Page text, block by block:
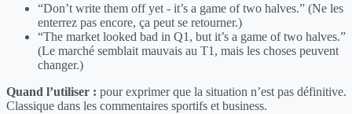
“Don’t write them off yet - it’s a game of two halves.” (Ne les
enterrez pas encore, ça peut se retourner.)
“The market looked bad in Q1, but it’s a game of two halves.”
(Le marché semblait mauvais au T1, mais les choses peuvent
changer.)
Quand l’utiliser : pour exprimer que la situation n’est pas définitive.
Classique dans les commentaires sportifs et business.